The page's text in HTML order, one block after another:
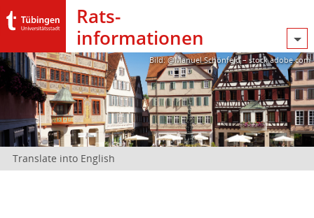
Rats­
informationen
Bild: @Manuel Schönfeld – stock.adobe.com
Translate into English